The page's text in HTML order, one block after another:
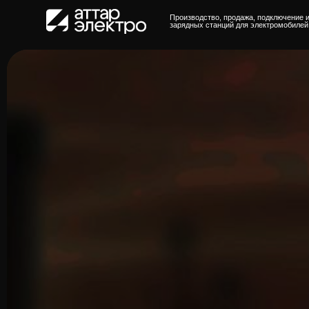
Производство, продажа, подключение и
зарядных станций для электромобилей